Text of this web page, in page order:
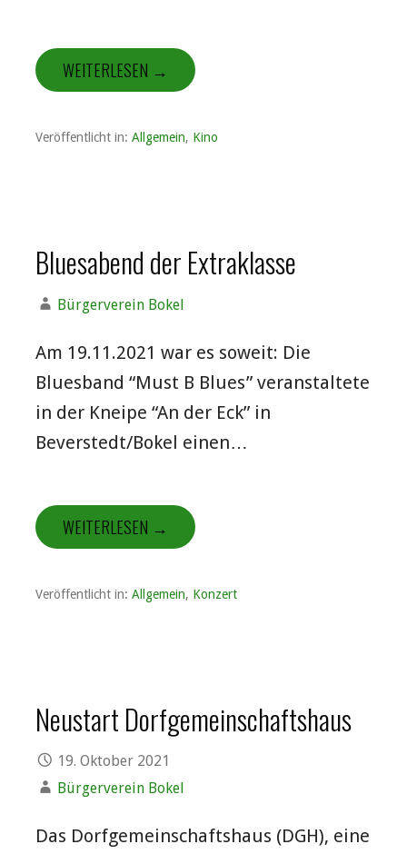
WEITERLESEN →
Veröffentlicht in: Allgemein, Kino
Bluesabend der Extraklasse
Bürgerverein Bokel
Am 19.11.2021 war es soweit: Die
Bluesband “Must B Blues” veranstaltete
in der Kneipe “An der Eck” in
Beverstedt/Bokel einen…
WEITERLESEN →
Veröffentlicht in: Allgemein, Konzert
Neustart Dorfgemeinschaftshaus
19. Oktober 2021
Bürgerverein Bokel
Das Dorfgemeinschaftshaus (DGH), eine